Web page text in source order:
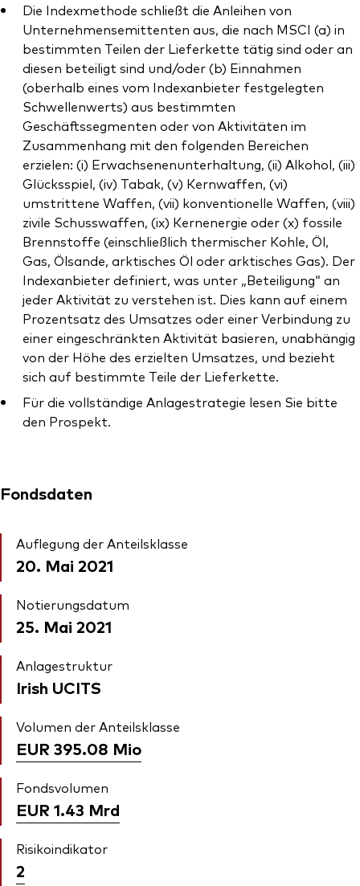
Die Indexmethode schließt die Anleihen von
Unternehmensemittenten aus, die nach MSCI (a) in
bestimmten Teilen der Lieferkette tätig sind oder an
diesen beteiligt sind und/oder (b) Einnahmen
(oberhalb eines vom Indexanbieter festgelegten
Schwellenwerts) aus bestimmten
Geschäftssegmenten oder von Aktivitäten im
Zusammenhang mit den folgenden Bereichen
erzielen: (i) Erwachsenenunterhaltung, (ii) Alkohol, (iii)
Glücksspiel, (iv) Tabak, (v) Kernwaffen, (vi)
umstrittene Waffen, (vii) konventionelle Waffen, (viii)
zivile Schusswaffen, (ix) Kernenergie oder (x) fossile
Brennstoffe (einschließlich thermischer Kohle, Öl,
Gas, Ölsande, arktisches Öl oder arktisches Gas). Der
Indexanbieter definiert, was unter „Beteiligung“ an
jeder Aktivität zu verstehen ist. Dies kann auf einem
Prozentsatz des Umsatzes oder einer Verbindung zu
einer eingeschränkten Aktivität basieren, unabhängig
von der Höhe des erzielten Umsatzes, und bezieht
sich auf bestimmte Teile der Lieferkette.
Für die vollständige Anlagestrategie lesen Sie bitte
den Prospekt.
Fondsdaten
Auflegung der Anteilsklasse
20. Mai 2021
Notierungsdatum
25. Mai 2021
Anlagestruktur
Irish UCITS
Volumen der Anteilsklasse
EUR 395.08 Mio
Fondsvolumen
EUR 1.43 Mrd
Risikoindikator
2